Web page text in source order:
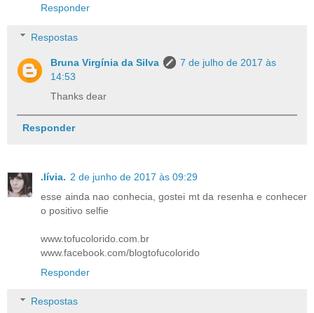
Responder
Respostas
Bruna Virgínia da Silva
7 de julho de 2017 às
14:53
Thanks dear
Responder
.lívia. 2 de junho de 2017 às 09:29
esse ainda nao conhecia, gostei mt da resenha e conhecer
o positivo selfie
www.tofucolorido.com.br
www.facebook.com/blogtofucolorido
Responder
Respostas